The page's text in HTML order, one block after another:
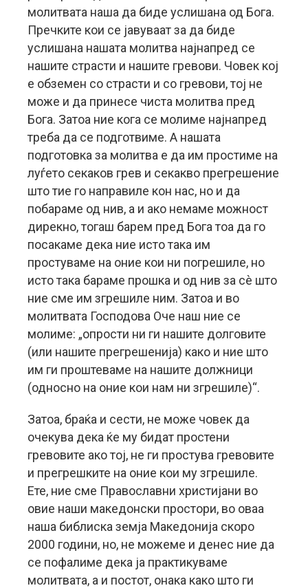
молитвата наша да биде услишана од Бога.
Пречките кои се јавуваат за да биде
услишана нашата молитва најнапред се
нашите страсти и нашите гревови. Човек кој
е обземен со страсти и со гревови, тој не
може и да принесе чиста молитва пред
Бога. Затоа ние кога се молиме најнапред
треба да се подготвиме. А нашата
подготовка за молитва е да им простиме на
луѓето секаков грев и секакво прегрешение
што тие го направиле кон нас, но и да
побараме од нив, а и ако немаме можност
дирекно, тогаш барем пред Бога тоа да го
посакаме дека ние исто така им
простуваме на оние кои ни погрешиле, но
исто така бараме прошка и од нив за сè што
ние сме им згрешиле ним. Затоа и во
молитвата Господова Оче наш ние се
молиме: „опрости ни ги нашите долговите
(или нашите прегрешенија) како и ние што
им ги проштеваме на нашите должници
(односно на оние кои нам ни згрешиле)“.
Затоа, браќа и сести, не може човек да
очекува дека ќе му бидат простени
гревовите ако тој, не ги простува гревовите
и прегрешките на оние кои му згрешиле.
Ете, ние сме Православни христијани во
овие наши македонски простори, во оваа
наша библиска земја Македонија скоро
2000 години, но, не можеме и денес ние да
се пофалиме дека ја практикуваме
молитвата, а и постот, онака како што ги